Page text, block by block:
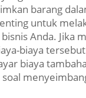
barang
untuk
Anda. Jika
biaya
biaya